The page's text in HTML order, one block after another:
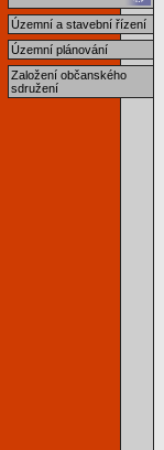
Územní a stavební řízení
Územní plánování
Založení občanského
sdružení